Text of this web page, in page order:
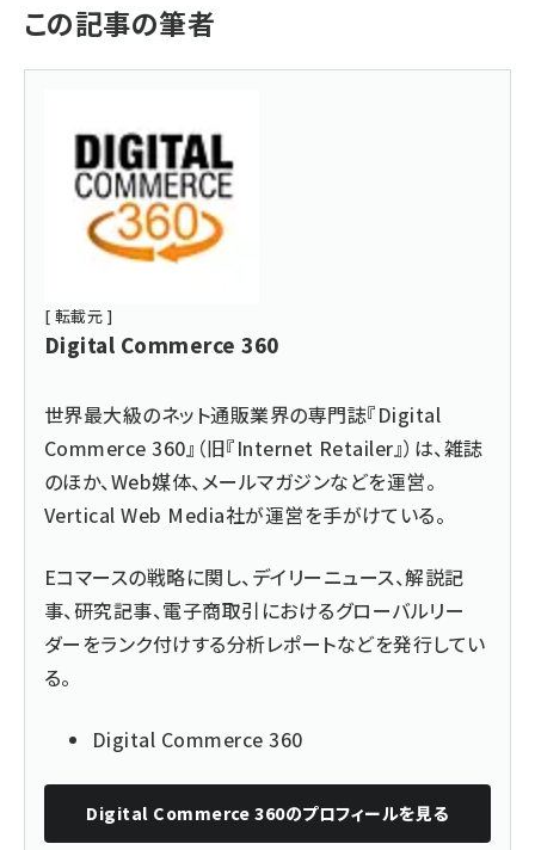
この記事の筆者
[ 転載元 ]
Digital Commerce 360
世界最大級のネット通販業界の専門誌『Digital
Commerce 360』（旧『Internet Retailer』）は、雑誌
のほか、Web媒体、メールマガジンなどを運営。
Vertical Web Media社が運営を手がけている。
Eコマースの戦略に関し、デイリーニュース、解説記
事、研究記事、電子商取引におけるグローバルリー
ダーをランク付けする分析レポートなどを発行してい
る。
Digital Commerce 360
Digital Commerce 360のプロフィールを見る